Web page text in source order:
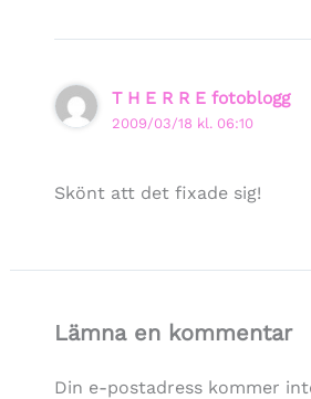
T H E R R E fotoblogg
2009/03/18 kl. 06:10
Skönt att det fixade sig!
Lämna en kommentar
Din e-postadress kommer